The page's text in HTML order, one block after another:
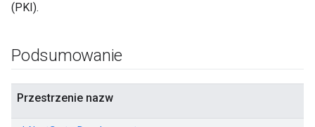
(PKI).
Podsumowanie
Przestrzenie nazw